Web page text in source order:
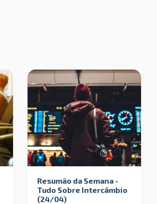
Resumão da Semana -
Tudo Sobre Intercâmbio
(24/04)